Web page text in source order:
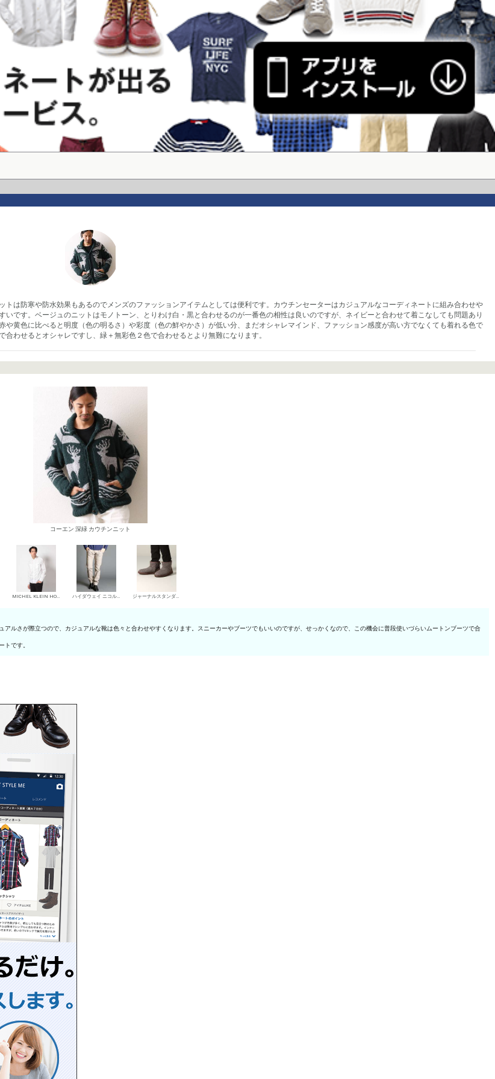
は防寒や防水効果もあるのでメンズのファッションアイテムとしては便利です。カウチンセーターはカジュアルなコーディネートに組み合わせや
です。ベージュのニットはモノトーン、とりわけ白・黒と合わせるのが一番色の相性は良いのですが、ネイビーと合わせて着こなしても問題あり
黄色に比べると明度（色の明るさ）や彩度（色の鮮やかさ）が低い分、まだオシャレマインド、ファッション感度が高い方でなくても着れる色で
わせるとオシャレですし、緑＋無彩色２色で合わせるとより無難になります。
コーエン 深緑 カウチンニット
MICHEL KLEIN HOMME シャツ ハイダウェイ ニコル デニムパンツ・ジーンズ ジャーナルスタンダード レリューム メンズ ムートンブーツ
ルさが際立つので、カジュアルな靴は色々と合わせやすくなります。スニーカーやブーツでもいいのですが、せっかくなので、この機会に普段使いづらいムートンブーツで合
トです。